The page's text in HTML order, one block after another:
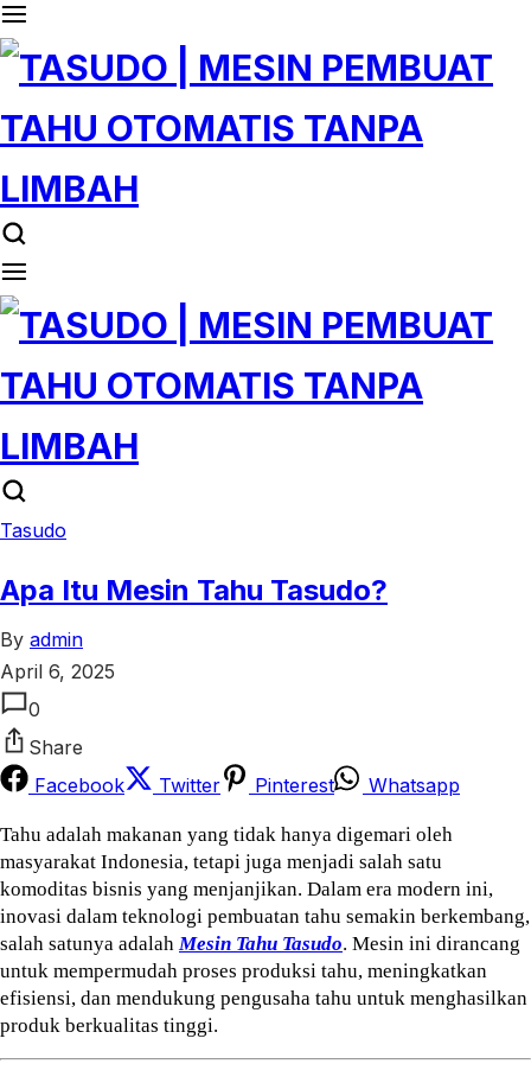
Tasudo
Apa Itu Mesin Tahu Tasudo?
By admin
April 6, 2025
0
Share
Facebook
Twitter Pinterest Whatsapp
Tahu adalah makanan yang tidak hanya digemari oleh
masyarakat Indonesia, tetapi juga menjadi salah satu
komoditas bisnis yang menjanjikan. Dalam era modern ini,
inovasi dalam teknologi pembuatan tahu semakin berkembang,
salah satunya adalah Mesin Tahu Tasudo. Mesin ini dirancang
untuk mempermudah proses produksi tahu, meningkatkan
efisiensi, dan mendukung pengusaha tahu untuk menghasilkan
produk berkualitas tinggi.